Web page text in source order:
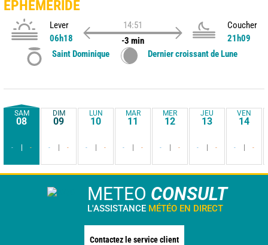
ÉPHÉMÉRIDE
Lever
06h18
14:51
-3 min
Coucher
21h09
Saint Dominique
Dernier croissant de Lune
SAM
08
- -
DIM
09
- -
LUN
10
- -
MAR
11
- -
MER
12
- -
JEU
13
- -
VEN
14
- -
METEO CONSULT
L'ASSISTANCE MÉTÉO EN DIRECT
Contactez le service client